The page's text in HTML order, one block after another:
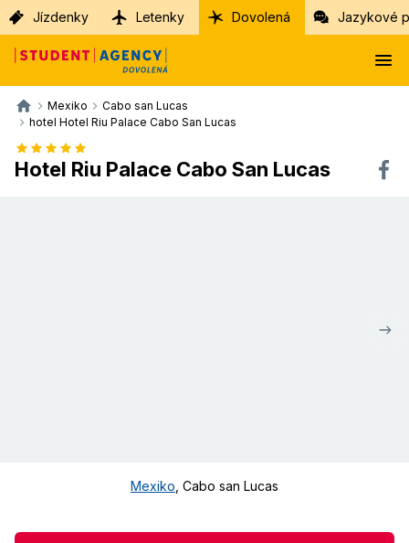
Jízdenky Letenky Dovolená Jazykové
Mexiko
Cabo san Lucas
hotel Hotel Riu Palace Cabo San Lucas
Hotel Riu Palace Cabo San Lucas
Mexiko Cabo san Lucas